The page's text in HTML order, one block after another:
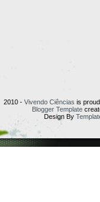
2010 -Vivendo Ciências is
Blogger Template
Design By